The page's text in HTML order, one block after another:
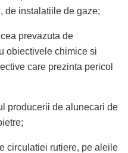
de instalatiile de gaze;
prevazuta de
obiectivele chimice si
care prezinta pericol
producerii de alunecari de
circulatiei rutiere, pe aleile